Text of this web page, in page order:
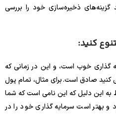
گزینه‌های ذخیره‌سازی خود را بررسی
کنید:
گذاری خوب است، و این در زمانی که
کنید صادق است. برای مثال، تمام پول
به این دلیل که این نامی است که شما
و بهتر است سرمایه گذاری خود را در